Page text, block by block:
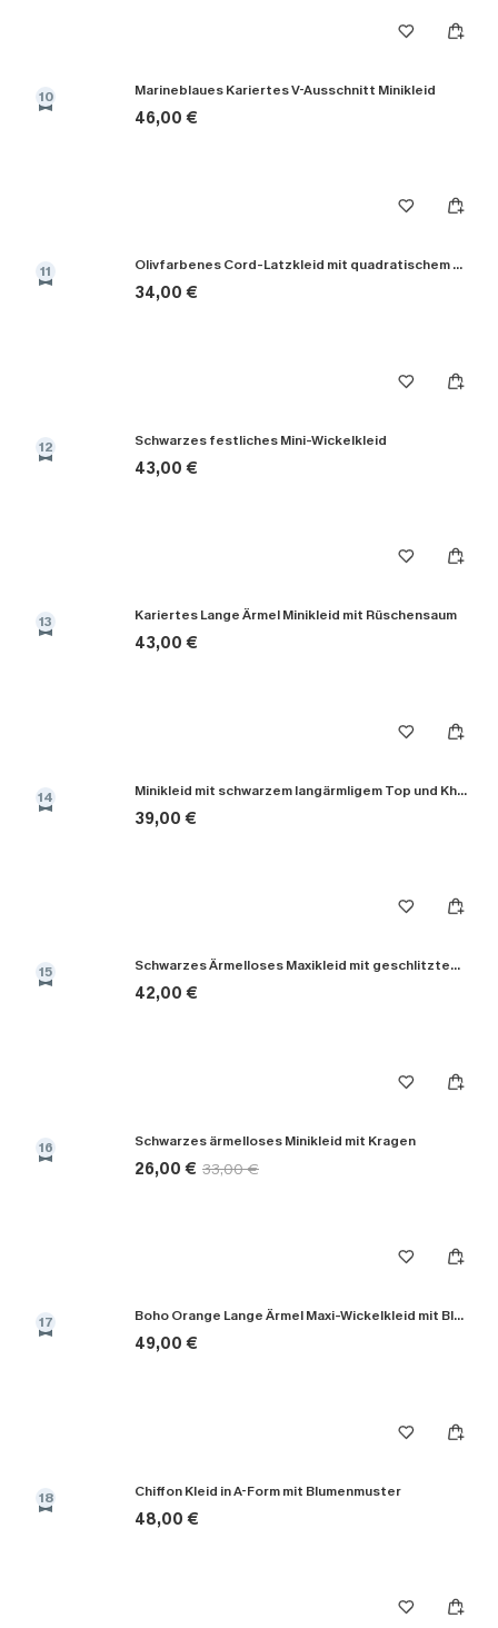
10 Marineblaues Kariertes V-Ausschnitt Minikleid
46,00 €
11 Olivfarbenes Cord-Latzkleid mit quadratischem Ausschnitt
34,00 €
12 Schwarzes festliches Mini-Wickelkleid
43,00 €
13 Kariertes Lange Ärmel Minikleid mit Rüschen­saum
43,00 €
14 Minikleid mit schwarzem langärmligem Top und Khaki-Rock
39,00 €
15 Schwarzes Ärmelloses Maxikleid mit geschlitztem Saum
42,00 €
16 Schwarzes ärmelloses Minikleid mit Kragen
26,00 € 33,00 €
17 Boho Orange Lange Ärmel Maxi-Wickelkleid mit Blumenmuster
49,00 €
18 Chiffon Kleid in A-Form mit Blumenmuster
48,00 €